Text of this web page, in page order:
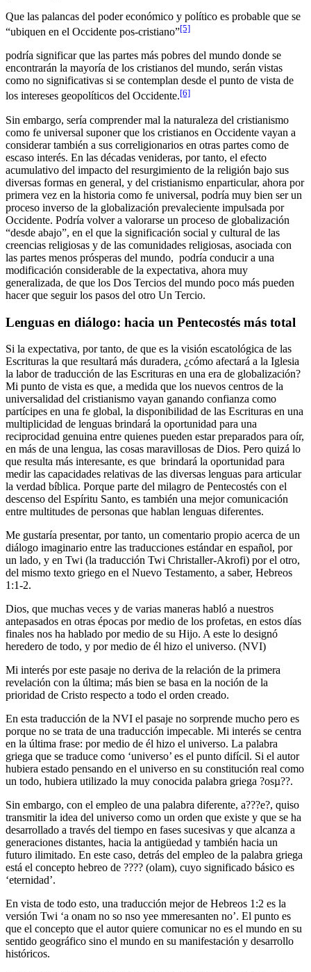
Que las palancas del poder económico y político es probable que se
“ubiquen en el Occidente pos-cristiano”[5]
podría significar que las partes más pobres del mundo donde se
encontrarán la mayoría de los cristianos del mundo, serán vistas
como no significativas si se contemplan desde el punto de vista de
los intereses geopolíticos del Occidente.[6]
Sin embargo, sería comprender mal la naturaleza del cristianismo
como fe universal suponer que los cristianos en Occidente vayan a
considerar también a sus correligionarios en otras partes como de
escaso interés. En las décadas venideras, por tanto, el efecto
acumulativo del impacto del resurgimiento de la religión bajo sus
diversas formas en general, y del cristianismo enparticular, ahora por
primera vez en la historia como fe universal, podría muy bien ser un
proceso inverso de la globalización prevaleciente impulsada por
Occidente. Podría volver a valorarse un proceso de globalización
“desde abajo”, en el que la significación social y cultural de las
creencias religiosas y de las comunidades religiosas, asociada con
las partes menos prósperas del mundo, podría conducir a una
modificación considerable de la expectativa, ahora muy
generalizada, de que los Dos Tercios del mundo poco más pueden
hacer que seguir los pasos del otro Un Tercio.
Lenguas en diálogo: hacia un Pentecostés más total
Si la expectativa, por tanto, de que es la visión escatológica de las
Escrituras la que resultará más duradera, ¿cómo afectará a la Iglesia
la labor de traducción de las Escrituras en una era de globalización?
Mi punto de vista es que, a medida que los nuevos centros de la
universalidad del cristianismo vayan ganando confianza como
partícipes en una fe global, la disponibilidad de las Escrituras en una
multiplicidad de lenguas brindará la oportunidad para una
reciprocidad genuina entre quienes pueden estar preparados para oír,
en más de una lengua, las cosas maravillosas de Dios. Pero quizá lo
que resulta más interesante, es que brindará la oportunidad para
medir las capacidades relativas de las diversas lenguas para articular
la verdad bíblica. Porque parte del milagro de Pentecostés con el
descenso del Espíritu Santo, es también una mejor comunicación
entre multitudes de personas que hablan lenguas diferentes.
Me gustaría presentar, por tanto, un comentario propio acerca de un
diálogo imaginario entre las traducciones estándar en español, por
un lado, y en Twi (la traducción Twi Christaller-Akrofi) por el otro,
del mismo texto griego en el Nuevo Testamento, a saber, Hebreos
1:1-2.
Dios, que muchas veces y de varias maneras habló a nuestros
antepasados en otras épocas por medio de los profetas, en estos días
finales nos ha hablado por medio de su Hijo. A este lo designó
heredero de todo, y por medio de él hizo el universo. (NVI)
Mi interés por este pasaje no deriva de la relación de la primera
revelación con la última; más bien se basa en la noción de la
prioridad de Cristo respecto a todo el orden creado.
En esta traducción de la NVI el pasaje no sorprende mucho pero es
porque no se trata de una traducción impecable. Mi interés se centra
en la última frase: por medio de él hizo el universo. La palabra
griega que se traduce como ‘universo’ es el punto difícil. Si el autor
hubiera estado pensando en el universo en su constitución real como
un todo, hubiera utilizado la muy conocida palabra griega ?osµ??.
Sin embargo, con el empleo de una palabra diferente, a???e?, quiso
transmitir la idea del universo como un orden que existe y que se ha
desarrollado a través del tiempo en fases sucesivas y que alcanza a
generaciones distantes, hacia la antigüedad y también hacia un
futuro ilimitado. En este caso, detrás del empleo de la palabra griega
está el concepto hebreo de ???? (olam), cuyo significado básico es
‘eternidad’.
En vista de todo esto, una traducción mejor de Hebreos 1:2 es la
versión Twi ‘a onam no so nso yee mmeresanten no’. El punto es
que el concepto que el autor quiere comunicar no es el mundo en su
sentido geográfico sino el mundo en su manifestación y desarrollo
históricos.